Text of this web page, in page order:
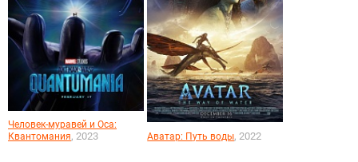
Человек-муравей и Оса:
Квантомания, 2023 Аватар: Путь воды, 2022